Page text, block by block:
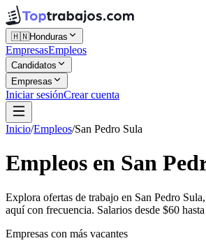
🇭🇳Honduras
EmpresasEmpleos
Candidatos
Empresas
Iniciar sesiónCrear cuenta
Inicio/Empleos/San Pedro Sula
Empleos en San
Explora ofertas de trabajo en San Pedro
aquí con frecuencia. Salarios desde $60
Empresas con más vacantes